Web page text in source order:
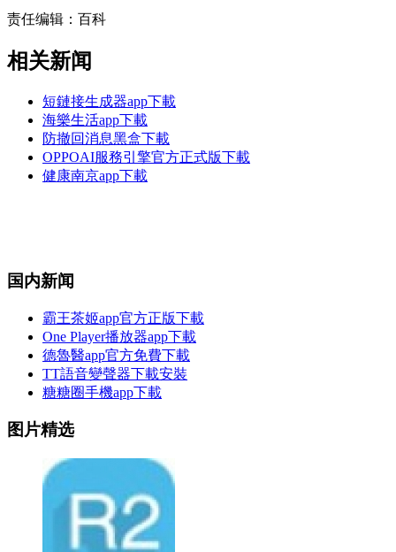
责任编辑：百科
相关新闻
短鏈接生成器app下載
海樂生活app下載
防撤回消息黑盒下載
OPPOAI服務引擎官方正式版下載
健康南京app下載
国内新闻
霸王茶姬app官方正版下載
One Player播放器app下載
德魯醫app官方免費下載
TT語音變聲器下載安裝
糖糖圈手機app下載
图片精选